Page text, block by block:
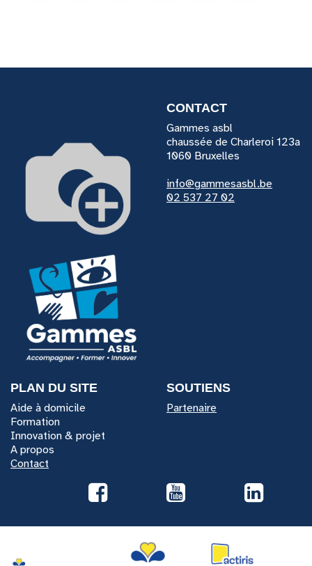
CONTACT
Gammes asbl
chaussée de Charleroi 123a
1060 Bruxelles
info@gammesasbl.be
02 537 27 02
PLAN DU SITE
Aide à domicile
Formation
Innovation & projet
A propos
Contact
SOUTIENS
Partenaire